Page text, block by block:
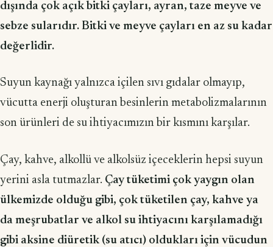
dışında çok açık bitki çayları, ayran, taze meyve ve
sebze sularıdır. Bitki ve meyve çayları en az su kadar
değerlidir.
Suyun kaynağı yalnızca içilen sıvı gıdalar olmayıp,
vücutta enerji oluşturan besinlerin metabolizmalarının
son ürünleri de su ihtiyacımızın bir kısmını karşılar.
Çay, kahve, alkollü ve alkolsüz içeceklerin hepsi suyun
yerini asla tutmazlar. Çay tüketimi çok yaygın olan
ülkemizde olduğu gibi, çok tüketilen çay, kahve ya
da meşrubatlar ve alkol su ihtiyacını karşılamadığı
gibi aksine diüretik (su atıcı) oldukları için vücudun